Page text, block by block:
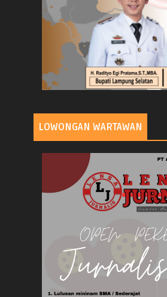
LOWONGAN WARTAWAN